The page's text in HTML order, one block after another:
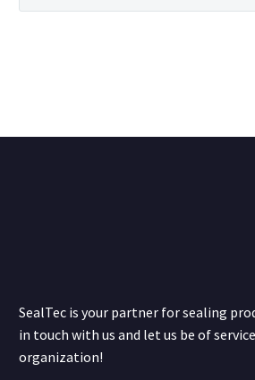
SealTec is your partner for sealing
in touch with us and let us be of
organization!